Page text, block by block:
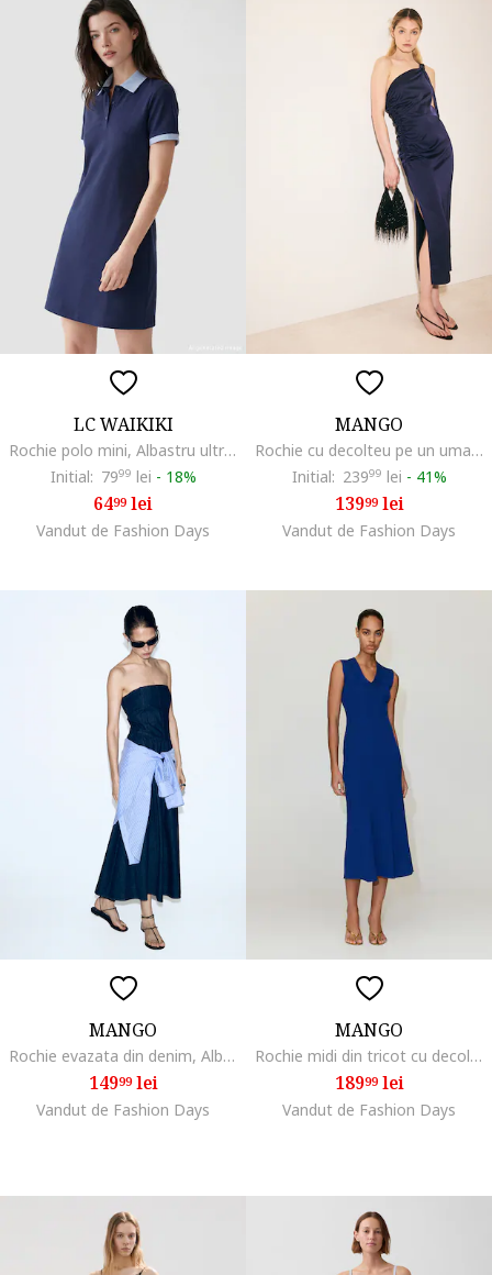
LC WAIKIKI
Rochie polo mini, Albastru ultramarin
Initial: 7999 lei - 18%
6499lei
Vandut de Fashion Days
MANGO
Rochie cu decolteu pe un umar si drapaj lateral, Bleumarin
Initial: 23999 lei - 41%
13999lei
Vandut de Fashion Days
MANGO
Rochie evazata din denim, Albastru ultramarin
14999lei
Vandut de Fashion Days
MANGO
Rochie midi din tricot cu decolteu in V, Albastru royal
18999lei
Vandut de Fashion Days